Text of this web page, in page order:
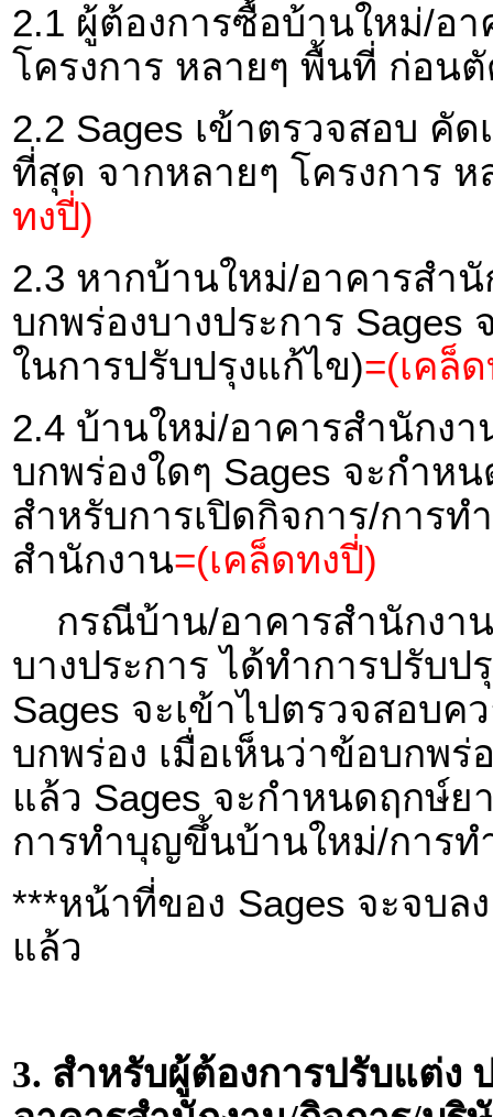
2.1 ผู้ต้องการซื้อบ้านใหม่/อ
โครงการ หลายๆ พื้นที่ ก่อน
2.2 Sages เข้าตรวจสอบ คั
ที่สุด จากหลายๆ โครงการ
ทงปี่)
2.3 หากบ้านใหม่/อาคารสำ
บกพร่องบางประการ
ในการปรับปรุงแก้ไข)=(เคล็
2.4 บ้านใหม่/อาคารสำนักง
บกพร่องใดๆ Sages จะกำห
สำหรับการเปิดกิจการ/การ
สำนักงาน=(เคล็ดทงปี่)
กรณีบ้าน/อาคารสำนักงาน
บางประการ ได้ทำการปรับ
Sages จะเข้าไปตรวจสอบ
บกพร่อง เมื่อเห็นว่าข้อบกพ
แล้ว Sages จะกำหนดฤกษ์ย
การทำบุญขึ้นบ้านใหม่/การ
***หน้าที่ของ Sages จะจบล
แล้ว
3. สำหรับผู้ต้องการปรับแต่ง